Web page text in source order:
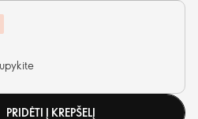
PRIDĖTI Į KREPŠELĮ